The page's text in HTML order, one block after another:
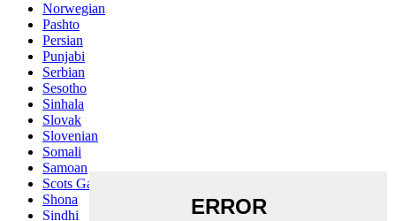
Norwegian
Pashto
Persian
Punjabi
Serbian
Sesotho
Sinhala
Slovak
Slovenian
Somali
Samoan
Scots Gaelic
Shona
Sindhi